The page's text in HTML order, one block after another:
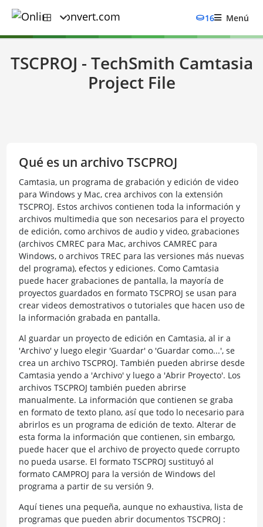
16 Menú
TSCPROJ - TechSmith Camtasia
Project File
Qué es un archivo TSCPROJ
Camtasia, un programa de grabación y edición de video
para Windows y Mac, crea archivos con la extensión
TSCPROJ. Estos archivos contienen toda la información y
archivos multimedia que son necesarios para el proyecto
de edición, como archivos de audio y video, grabaciones
(archivos CMREC para Mac, archivos CAMREC para
Windows, o archivos TREC para las versiones más nuevas
del programa), efectos y ediciones. Como Camtasia
puede hacer grabaciones de pantalla, la mayoría de
proyectos guardados en formato TSCPROJ se usan para
crear videos demostrativos o tutoriales que hacen uso de
la información grabada en pantalla.
Al guardar un proyecto de edición en Camtasia, al ir a
'Archivo' y luego elegir 'Guardar' o 'Guardar como...', se
crea un archivo TSCPROJ. También pueden abrirse desde
Camtasia yendo a 'Archivo' y luego a 'Abrir Proyecto'. Los
archivos TSCPROJ también pueden abrirse
manualmente. La información que contienen se graba
en formato de texto plano, así que todo lo necesario para
abrirlos es un programa de edición de texto. Alterar de
esta forma la información que contienen, sin embargo,
puede hacer que el archivo de proyecto quede corrupto
no pueda usarse. El formato TSCPROJ sustituyó al
formato CAMPROJ para la versión de Windows del
programa a partir de su versión 9.
Aquí tienes una pequeña, aunque no exhaustiva, lista de
programas que pueden abrir documentos TSCPROJ :